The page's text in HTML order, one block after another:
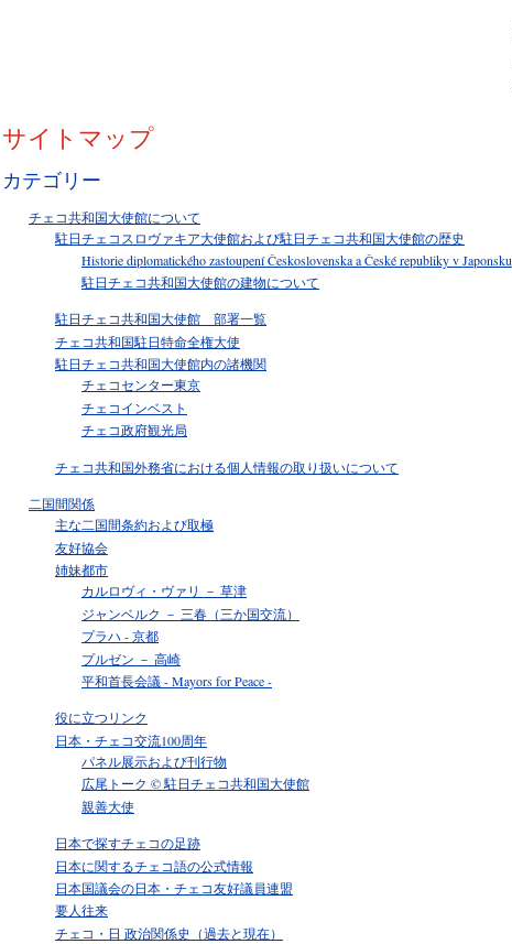
サイトマップ
カテゴリー
チェコ共和国大使館について
駐日チェコスロヴァキア大使館および駐日チェコ共和国大使館の歴史
Historie diplomatického zastoupení Československa a České republiky v Japonsku
駐日チェコ共和国大使館の建物について
駐日チェコ共和国大使館 部署一覧
チェコ共和国駐日特命全権大使
駐日チェコ共和国大使館内の諸機関
チェコセンター東京
チェコインベスト
チェコ政府観光局
チェコ共和国外務省における個人情報の取り扱いについて
二国間関係
主な二国間条約および取極
友好協会
姉妹都市
カルロヴィ・ヴァリ － 草津
ジャンベルク － 三春（三か国交流）
プラハ - 京都
プルゼン － 高崎
平和首長会議 - Mayors for Peace -
役に立つリンク
日本・チェコ交流100周年
パネル展示および刊行物
広尾トーク © 駐日チェコ共和国大使館
親善大使
日本で探すチェコの足跡
日本に関するチェコ語の公式情報
日本国議会の日本・チェコ友好議員連盟
要人往来
チェコ・日 政治関係史（過去と現在）